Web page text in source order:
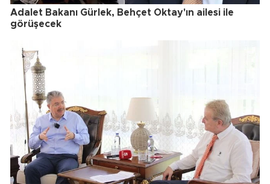
Adalet Bakanı Gürlek, Behçet Oktay'ın ailesi ile
görüşecek